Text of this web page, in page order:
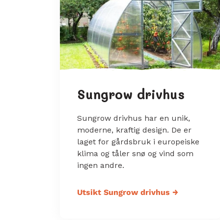
Sungrow drivhus
Sungrow drivhus har en unik,
moderne, kraftig design. De er
laget for gårdsbruk i europeiske
klima og tåler snø og vind som
ingen andre.
Utsikt Sungrow drivhus →